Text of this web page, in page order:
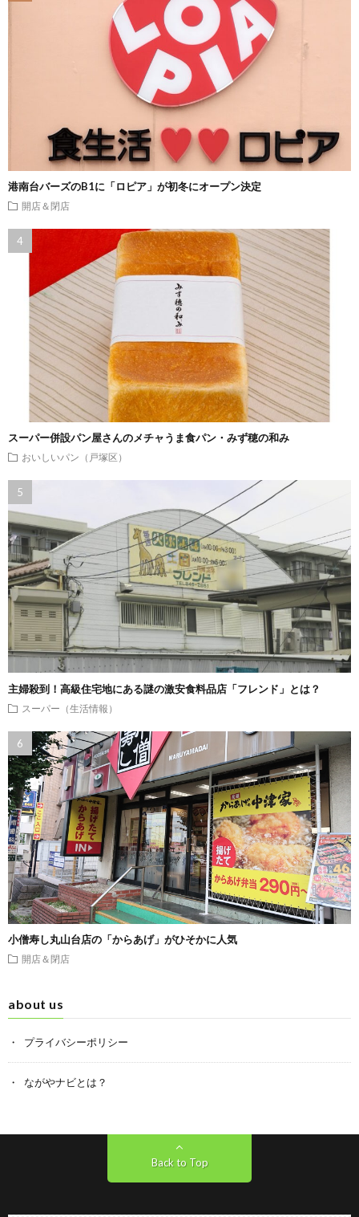
港南台バーズのB1に「ロピア」が初冬にオープン決定
開店＆閉店
スーパー併設パン屋さんのメチャうま食パン・みず穂の和み
おいしいパン（戸塚区）
主婦殺到！高級住宅地にある謎の激安食料品店「フレンド」とは？
スーパー（生活情報）
小僧寿し丸山台店の「からあげ」がひそかに人気
開店＆閉店
about us
プライバシーポリシー
ながやナビとは？
Back to Top